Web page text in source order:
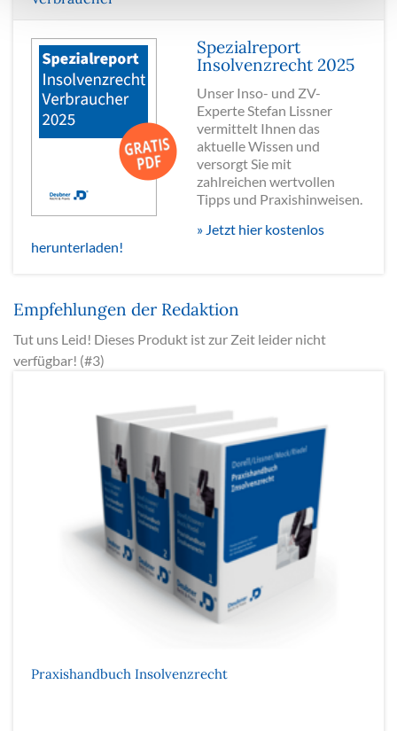
Spezialreport
Insolvenzrecht 2025
Unser Inso- und ZV-
Experte Stefan Lissner
vermittelt Ihnen das
aktuelle Wissen und
versorgt Sie mit
zahlreichen wertvollen
Tipps und Praxishinweisen.
» Jetzt hier kostenlos
herunterladen!
Empfehlungen der Redaktion
Tut uns Leid! Dieses Produkt ist zur Zeit leider nicht
verfügbar! (#3)
Praxishandbuch Insolvenzrecht